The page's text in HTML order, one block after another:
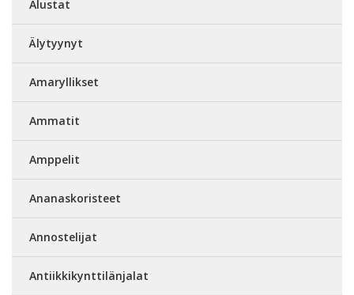
Alustat
Älytyynyt
Amaryllikset
Ammatit
Amppelit
Ananaskoristeet
Annostelijat
Antiikkikynttilänjalat